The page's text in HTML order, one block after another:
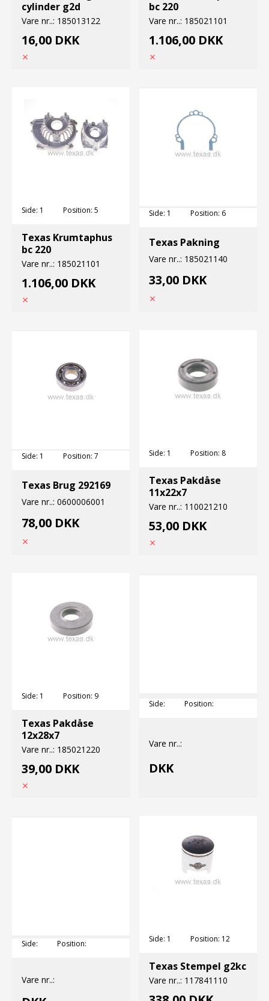
cylinder g2d
Vare nr..: 185013122
16,00 DKK
bc 220
Vare nr..: 185021101
1.106,00 DKK
Side: 1 Position: 5
Texas Krumtaphus
bc 220
Vare nr..: 185021101
1.106,00 DKK
Side: 1 Position: 6
Texas Pakning
Vare nr..: 185021140
33,00 DKK
Side: 1 Position: 7
Texas Brug 292169
Vare nr..: 0600006001
78,00 DKK
Side: 1 Position: 8
Texas Pakdåse
11x22x7
Vare nr..: 110021210
53,00 DKK
Side: 1 Position: 9
Texas Pakdåse
12x28x7
Vare nr..: 185021220
39,00 DKK
Side: Position:
Vare nr..:
DKK
Side: Position:
Vare nr..:
Side: 1 Position: 12
Texas Stempel g2kc
Vare nr..: 117841110